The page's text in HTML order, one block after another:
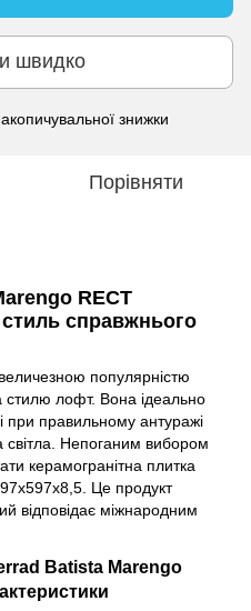
швидко
знижки
Порівняти
RECT
справжнього
популярністю
стилю лофт. Вона ідеально
при правильному антуражі
Непоганим вибором
керамогранітна плитка
Це продукт
відповідає міжнародним
Batista Marengo